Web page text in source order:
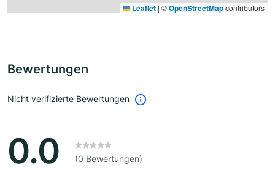
Leaflet | ©OpenStreetMapcontributors
Bewertungen
Nicht verifizierte Bewertungen
0.0 (0 Bewertungen)